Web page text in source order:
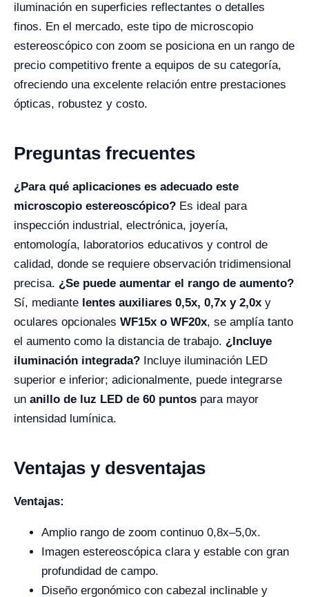
iluminación en superficies reflectantes o detalles
finos. En el mercado, este tipo de microscopio
estereoscópico con zoom se posiciona en un rango de
precio competitivo frente a equipos de su categoría,
ofreciendo una excelente relación entre prestaciones
ópticas, robustez y costo.
Preguntas frecuentes
¿Para qué aplicaciones es adecuado este
microscopio estereoscópico? Es ideal para
inspección industrial, electrónica, joyería,
entomología, laboratorios educativos y control de
calidad, donde se requiere observación tridimensional
precisa. ¿Se puede aumentar el rango de aumento?
Sí, mediante lentes auxiliares 0,5x, 0,7x y 2,0x y
oculares opcionales WF15x o WF20x, se amplía tanto
el aumento como la distancia de trabajo. ¿Incluye
iluminación integrada? Incluye iluminación LED
superior e inferior; adicionalmente, puede integrarse
un anillo de luz LED de 60 puntos para mayor
intensidad lumínica.
Ventajas y desventajas
Ventajas:
Amplio rango de zoom continuo 0,8x–5,0x.
Imagen estereoscópica clara y estable con gran
profundidad de campo.
Diseño ergonómico con cabezal inclinable y